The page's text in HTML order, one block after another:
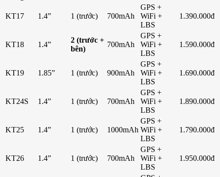
KT17 1.4” 1 (trước) 700mAh
GPS +
WiFi +
LBS
1.390.000đ
KT18 1.4”
2 (trước +
bên)
700mAh
GPS +
WiFi +
LBS
1.590.000đ
KT19 1.85” 1 (trước) 900mAh
GPS +
WiFi +
LBS
1.690.000đ
KT24S 1.4” 1 (trước) 700mAh
GPS +
WiFi +
LBS
1.890.000đ
KT25 1.4” 1 (trước) 1000mAh
GPS +
WiFi +
LBS
1.790.000đ
KT26 1.4” 1 (trước) 700mAh
GPS +
WiFi +
LBS
1.950.000đ